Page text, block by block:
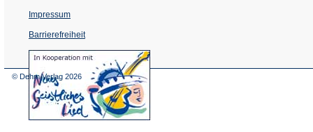
Impressum
Barrierefreiheit
(Öffnet
in
© Dehm Verlag 2026